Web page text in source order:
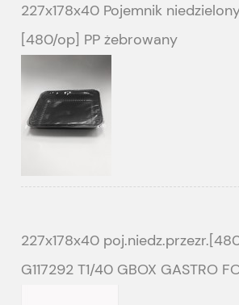
227x178x40 Pojemnik
[480/op] PP żebrowany
227x178x40
G117292 T1/40 GBOX GASTRO